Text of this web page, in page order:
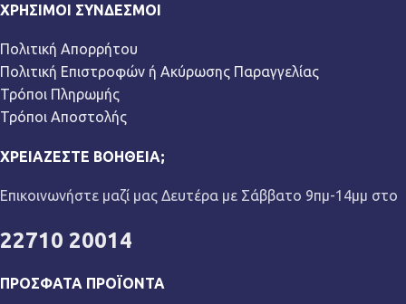
ΧΡΉΣΙΜΟΙ ΣΎΝΔΕΣΜΟΙ
Πολιτική Απορρήτου
Πολιτική Επιστροφών ή Ακύρωσης Παραγγελίας
Τρόποι Πληρωμής
Τρόποι Αποστολής
ΧΡΕΙΆΖΕΣΤΕ ΒΟΉΘΕΙΑ;
Επικοινωνήστε μαζί μας Δευτέρα με Σάββατο 9πμ-14μμ στο
22710 20014
ΠΡΌΣΦΑΤΑ ΠΡΟΪΌΝΤΑ